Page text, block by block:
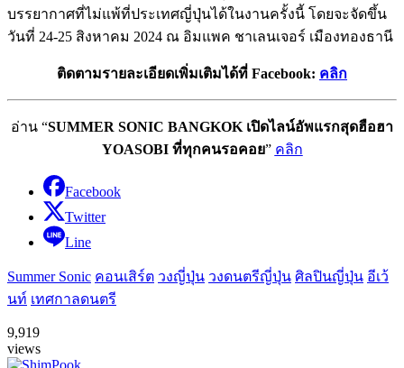
บรรยากาศที่ไม่แพ้ที่ประเทศญี่ปุ่นได้ในงานครั้งนี้ โดยจะจัดขึ้น
วันที่ 24-25 สิงหาคม 2024 ณ อิมแพค ชาเลนเจอร์ เมืองทองธานี
ติดตามรายละเอียดเพิ่มเติมได้ที่ Facebook: คลิก
อ่าน “SUMMER SONIC BANGKOK เปิดไลน์อัพแรกสุดฮือฮา
YOASOBI ที่ทุกคนรอคอย” คลิก
Facebook
Twitter
Line
Summer Sonic คอนเสิร์ต วงญี่ปุ่น วงดนตรีญี่ปุ่น ศิลปินญี่ปุ่น อีเว้
นท์ เทศกาลดนตรี
9,919
views